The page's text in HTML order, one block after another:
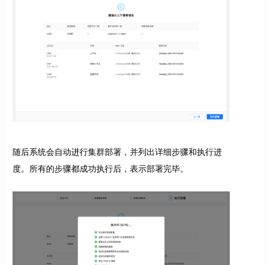
随后系统会自动进行集群部署，并列出详细步骤和执行进
度。所有的步骤都成功执行后，表示部署完毕。